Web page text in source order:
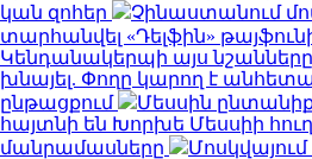
կան զոհեր
Չինաստանում
տարհանվել «Դելֆին»
Կենդանակերպի այս
խնայել. Փողը կարող է
ընթացքում
Մեսսին
հայտնի են Խորխե Մեսսիի
մանրամասները